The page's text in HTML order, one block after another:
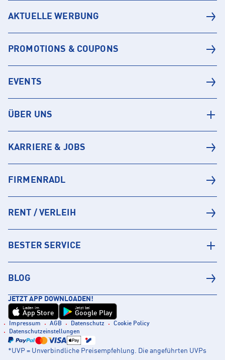
AKTUELLE WERBUNG
PROMOTIONS & COUPONS
EVENTS
ÜBER UNS
KARRIERE & JOBS
FIRMENRADL
RENT / VERLEIH
BESTER SERVICE
BLOG
JETZT APP DOWNLOADEN!
Laden im
App Store
Jetzt bei
Google Play
Impressum AGB Datenschutz
Cookie Policy
Datenschutzeinstellungen
*UVP = Unverbindliche Preisempfehlung. Die angeführten UVPs